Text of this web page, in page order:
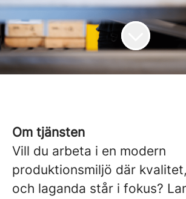
Om tjänsten
Vill du arbeta i en modern
produktionsmiljö där
och laganda står i fokus?